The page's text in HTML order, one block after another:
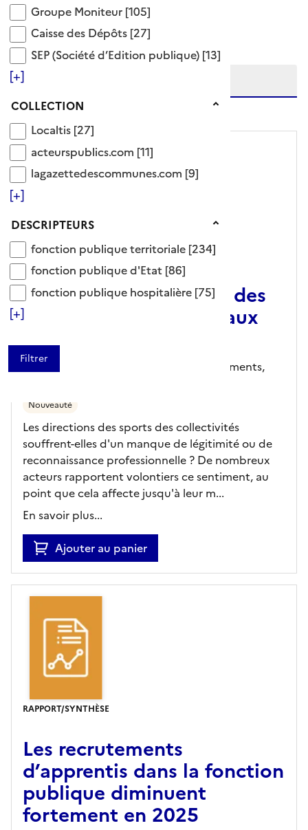
Groupe Moniteur
Groupe Moniteur [105]
Caisse des Dépôts
Caisse des Dépôts [27]
SEP (Société d’Edition publique)
SEP (Société d’Edition publique) [13]
[+]
Collection
COLLECTION
Localtis
Localtis [27]
acteurspublics.com
acteurspublics.com [11]
lagazettedescommunes.com
lagazettedescommunes.com [9]
[+]
Descripteurs
DESCRIPTEURS
fonction publique territoriale
fonction publique territoriale [234]
fonction publique d'Etat
fonction publique d'Etat [86]
fonction publique hospitalière
fonction publique hospitalière [75]
[+]
Tris disponibles (Ouverture d'une modale)
Ajouter le résultat au panier
Affiner la recherche
Etendre la recherche sur
niveau(x) vers le bas
ARTICLE
Métier : Les directions des
sports tordent le cou aux
clichés
La gazette des communes, des départements,
Nouveauté
Les directions des sports des collectivités
souffrent-elles d'un manque de légitimité ou de
reconnaissance professionnelle ? De nombreux
acteurs rapportent volontiers ce sentiment, au
point que cela affecte jusqu'à leur m...
En savoir plus...
Ajouter au panier
RAPPORT/SYNTHÈSE
Les recrutements
d’apprentis dans la fonction
publique diminuent
fortement en 2025